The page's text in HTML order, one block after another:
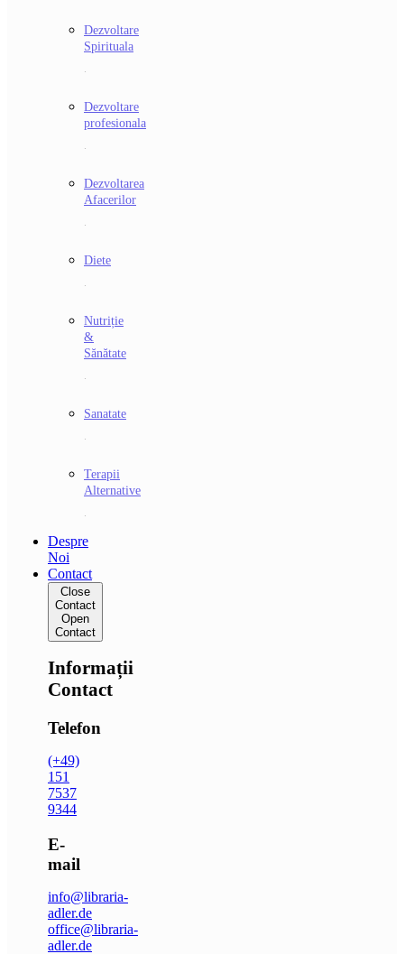
Dezvoltare
Spirituala
.
Dezvoltare
profesionala
.
Dezvoltarea
Afacerilor
.
Diete
.
Nutriție
&
Sănătate
.
Sanatate
.
Terapii
Alternative
.
Despre
Noi
Contact
Close
Contact
Open
Contact
Informații
Contact
Telefon
(+49)
151
7537
9344
E-
mail
info@libraria-
adler.de
office@libraria-
adler.de